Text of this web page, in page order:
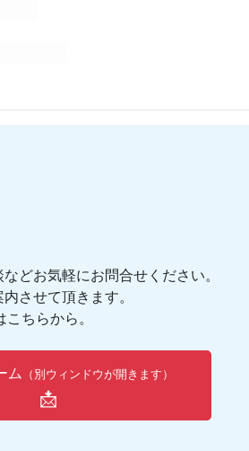
類
分類
どお気軽にお問合せください。
させて頂きます。
ちらから。
ム （別ウィンドウが開きます）
📩